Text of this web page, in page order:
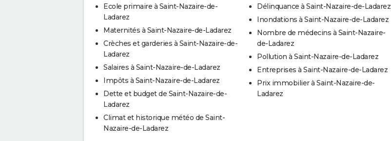
Ecole primaire à Saint-Nazaire-de-
Ladarez
Maternités à Saint-Nazaire-de-Ladarez
Crèches et garderies à Saint-Nazaire-de-
Ladarez
Salaires à Saint-Nazaire-de-Ladarez
Impôts à Saint-Nazaire-de-Ladarez
Dette et budget de Saint-Nazaire-de-
Ladarez
Climat et historique météo de Saint-
Nazaire-de-Ladarez
Délinquance à Saint-Nazaire-de-Ladarez
Inondations à Saint-Nazaire-de-Ladarez
Nombre de médecins à Saint-Nazaire-
de-Ladarez
Pollution à Saint-Nazaire-de-Ladarez
Entreprises à Saint-Nazaire-de-Ladarez
Prix immobilier à Saint-Nazaire-de-
Ladarez